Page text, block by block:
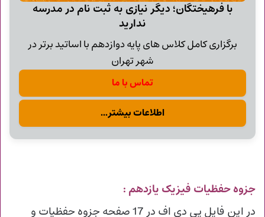
با فرهیختگان؛ دیگر نیازی به ثبت نام در مدرسه
ندارید
برگزاری کامل کلاس های پایه دوازدهم با اساتید برتر در
شهر تهران
تماس با ما
اطلاعات بیشتر...
جزوه حفظیات فیزیک یازدهم :
در این فایل پی دی اف در 17 صفحه جزوه حفظیات و